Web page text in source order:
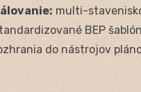
multi-
BEP
do nástrojov